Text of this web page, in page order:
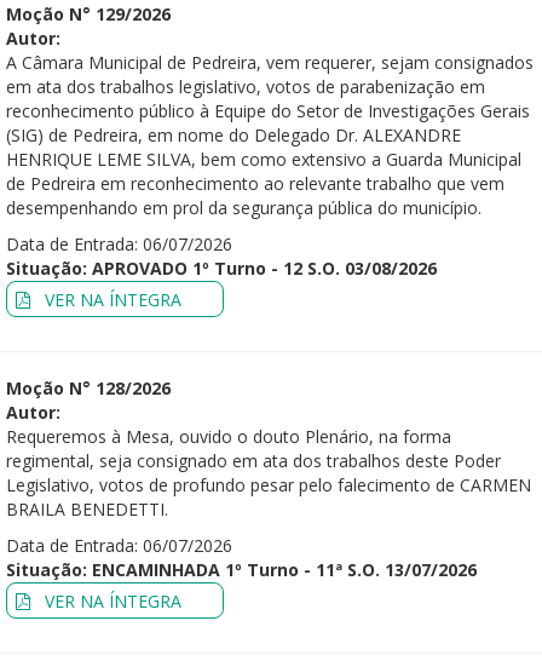
Moção N° 129/2026
Autor:
A Câmara Municipal de Pedreira, vem requerer, sejam consignados
em ata dos trabalhos legislativo, votos de parabenização em
reconhecimento público à Equipe do Setor de Investigações Gerais
(SIG) de Pedreira, em nome do Delegado Dr. ALEXANDRE
HENRIQUE LEME SILVA, bem como extensivo a Guarda Municipal
de Pedreira em reconhecimento ao relevante trabalho que vem
desempenhando em prol da segurança pública do município.
Data de Entrada: 06/07/2026
Situação: APROVADO 1º Turno - 12 S.O. 03/08/2026
VER NA ÍNTEGRA
Moção N° 128/2026
Autor:
Requeremos à Mesa, ouvido o douto Plenário, na forma
regimental, seja consignado em ata dos trabalhos deste Poder
Legislativo, votos de profundo pesar pelo falecimento de CARMEN
BRAILA BENEDETTI.
Data de Entrada: 06/07/2026
Situação: ENCAMINHADA 1º Turno - 11ª S.O. 13/07/2026
VER NA ÍNTEGRA